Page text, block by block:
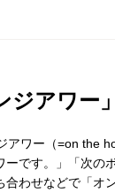
ジアワー」
アワー（=on the
ーです。」「次の
合わせなどで「オ